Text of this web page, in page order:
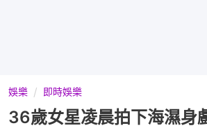
娛樂 即時娛樂
36歲女星凌晨拍下海濕身